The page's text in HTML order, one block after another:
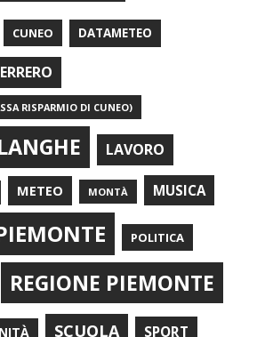
CUNEO DATAMETEO
RISPARMIO DI CUNEO)
LAVORO
METEO MONTÀ MUSICA
POLITICA
REGIONE PIEMONTE
SCUOLA SPORT